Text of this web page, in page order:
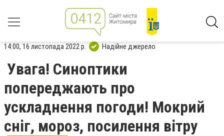
14:00, 16 листопада 2022 р. Надійне джерело
Увага! Синоптики
попереджають про
ускладнення погоди! Мокрий
сніг, мороз, посилення вітру